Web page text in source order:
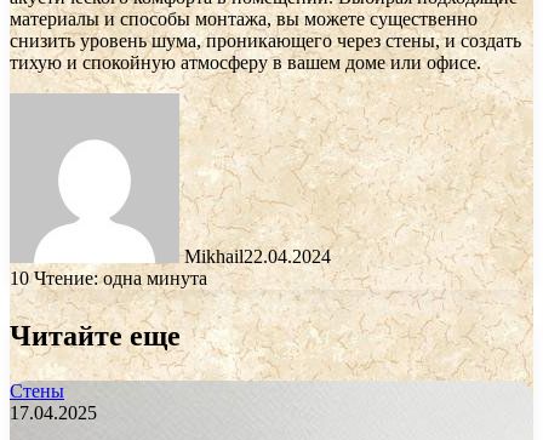
материалы и способы монтажа, вы можете существенно
снизить уровень шума, проникающего через стены, и создать
тихую и спокойную атмосферу в вашем доме или офисе.
Mikhail22.04.2024
10Чтение: одна минута
Читайте еще
Стены
17.04.2025